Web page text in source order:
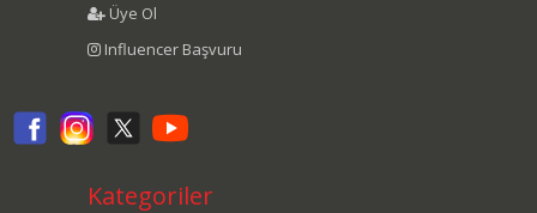
Üye Ol
Influencer Başvuru
Kategoriler